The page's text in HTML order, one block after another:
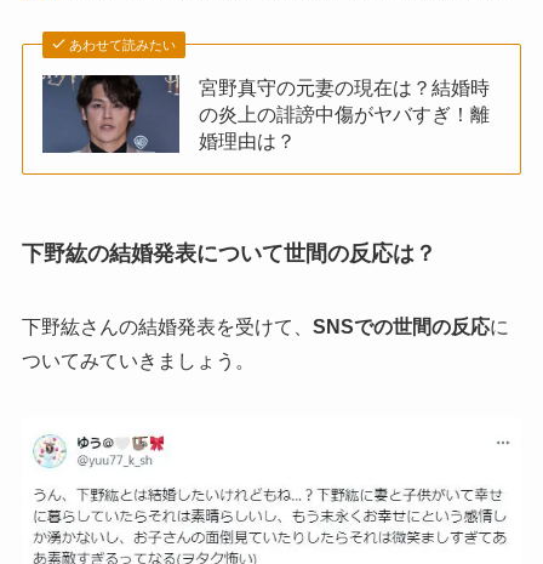
あわせて読みたい
宮野真守の元妻の現在は？結婚時
の炎上の誹謗中傷がヤバすぎ！離
婚理由は？
下野紘の結婚発表について世間の反応は？
下野紘さんの結婚発表を受けて、 SNSでの世間の反応に
ついてみていきましょう。